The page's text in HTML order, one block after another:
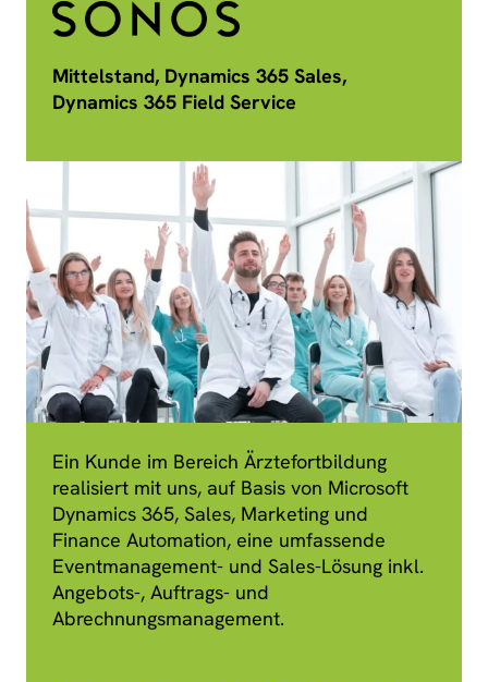
Mittelstand, Dynamics 365 Sales,
Dynamics 365 Field Service
Ein Kunde im Bereich Ärztefortbildung
realisiert mit uns, auf Basis von Microsoft
Dynamics 365, Sales, Marketing und
Finance Automation, eine umfassende
Eventmanagement- und Sales-Lösung inkl.
Angebots-, Auftrags- und
Abrechnungsmanagement.